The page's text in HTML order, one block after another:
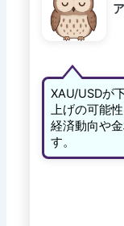
XAU/USDが
上げの可能
経済動向や
す。